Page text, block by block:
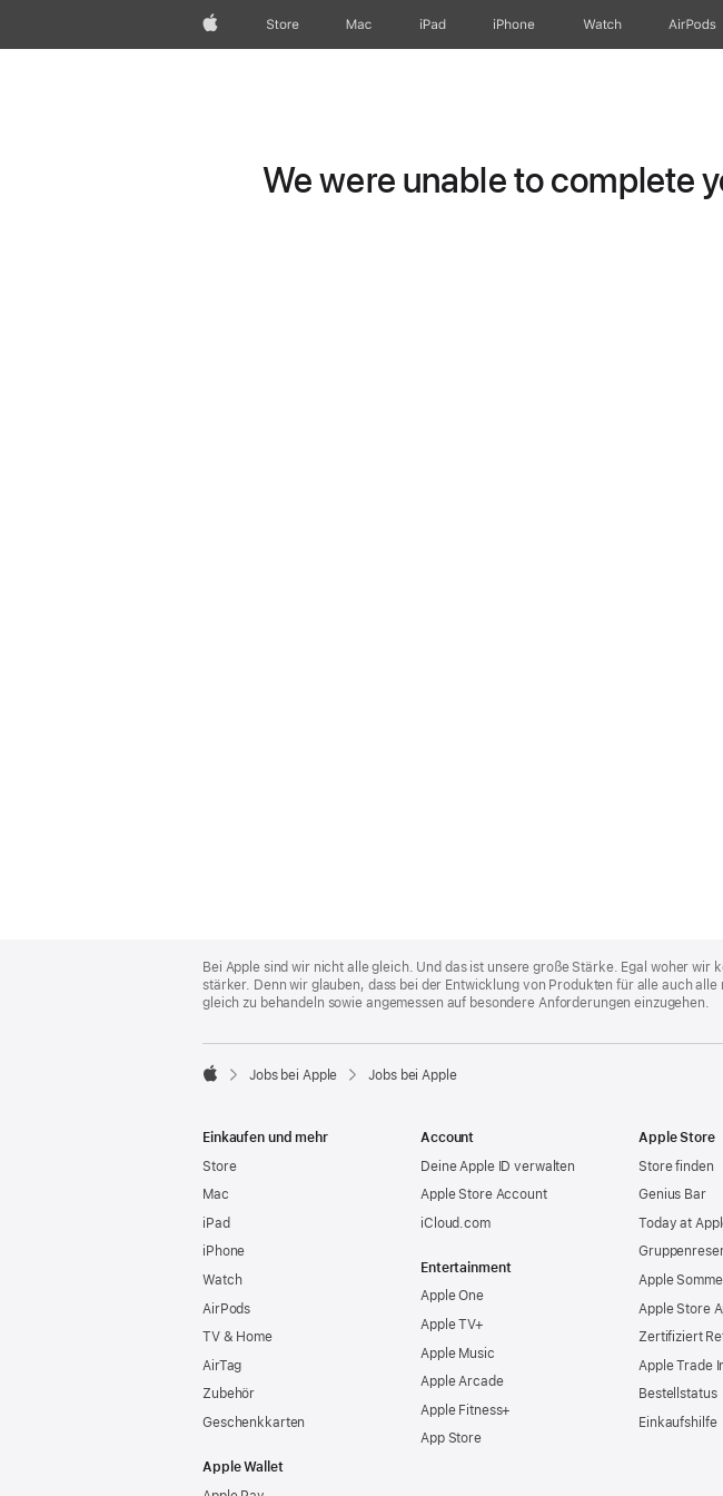
Apple Store Mac iPad iPhone Watch AirPods
We were unable to complete
Footer
Bei Apple sind wir nicht alle gleich. Und das ist unsere große Stärke. Egal woher
stärker. Denn wir glauben, dass bei der Entwicklung von Produkten für alle auch
gleich zu behandeln sowie angemessen auf besondere Anforderungen einzugehen.

Jobs bei Apple Jobs bei Apple
Einkaufen und mehr
Store
Mac
iPad
iPhone
Watch
AirPods
TV & Home
AirTag
Zubehör
Geschenkkarten
Apple Wallet
Account
Deine Apple ID verwalten
Apple Store Account
iCloud.com
Entertainment
Apple One
Apple TV+
Apple Music
Apple Arcade
Apple Fitness+
App Store
Apple Store
Store finden
Genius Bar
Today at
Apple
Apple Store
Zertifiziert
Apple Trade
Bestellstatus
Einkaufshilfe